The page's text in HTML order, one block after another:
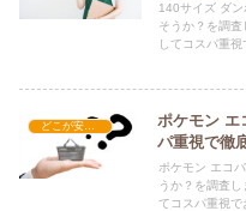
140サイズ ダン
そうか？を調
してコスパ重視
どこが安い？-雑貨
ポケモン エ
パ重視で徹
ポケモン エコ
うか？を調査
てコスパ重視で